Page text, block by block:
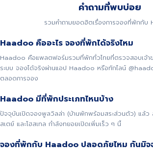
คำถามที่พบบ่อย
รวมคำถามยอดฮิตเรื่องการจองที่พักกับ
Haadoo คืออะไร จองที่พักได้จริงไหม
Haadoo คือแพลตฟอร์มรวมที่พักทั่วไทยที่ตรวจสอบเจ้า
ระบบ จองได้จริงผ่านแอป Haadoo หรือทักไลน์
ตลอดการจอง
Haadoo มีที่พักประเภทไหนบ้าง
ปัจจุบันเปิดจองพูลวิลล่า (บ้านพักพร้อมสระส่วนตัว) แล้ว
สเตย์ และโฮสเทล กำลังทยอยเปิดเพิ่มเร็ว ๆ นี้
จองที่พักกับ Haadoo ปลอดภัยไหม กันมิจ